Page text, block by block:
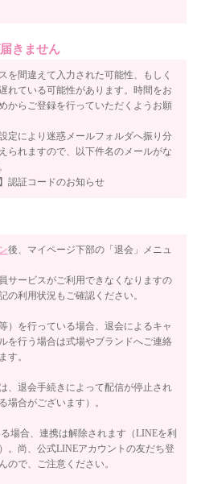
きません
を間違えて入力された可能性、もしく
れている可能性があります。時間をお
からご登録を行っていただくようお願
定により迷惑メールフォルダへ振り分
られますので、以下件名のメールがな
認証コードのお知らせ
後、マイページ下部の「退会」メニュ
サービスがご利用できなくなりますの
の利用状況もご確認ください。
）を行っている場合、退会によるキャ
を行う場合は式場やブランドへご連絡
す。
、退会手続きによって配信が停止され
場合がございます）。
場合、連携は解除されます（LINEを利
。尚、公式LINEアカウントの友だち登
ので、ご注意ください。